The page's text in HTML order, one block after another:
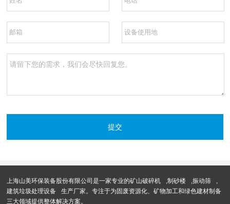
上海山美环保装备股份有限公司是一家专业的矿山破碎机 ,制砂楼 ,振动筛
建筑垃圾处理设备
生产厂家。专注于为固废资源化、矿物加工和绿色建材制备
三大领域提供整体解决方案。